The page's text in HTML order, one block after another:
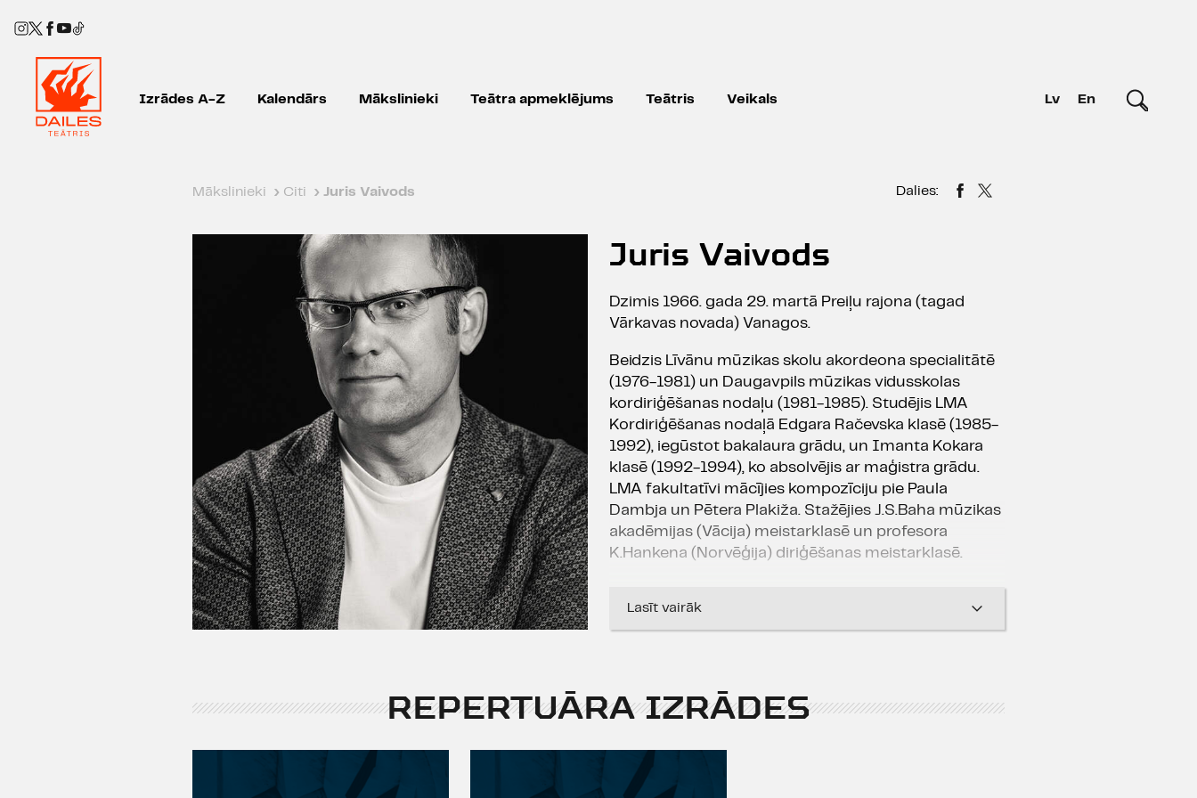
Izrādes A-Z Kalendārs Mākslinieki Teātra apmeklējums Teātris Veikals Lv En
Mākslinieki › Citi › Juris Vaivods Dalies:
Juris Vaivods
Dzimis 1966. gada 29. martā Preiļu rajona (tagad
Vārkavas novada) Vanagos.
Beidzis Līvānu mūzikas skolu akordeona specialitātē
(1976-1981) un Daugavpils mūzikas vidusskolas
kordiriģēšanas nodaļu (1981-1985). Studējis LMA
Kordiriģēšanas nodaļā Edgara Račevska klasē (1985-
1992), iegūstot bakalaura grādu, un Imanta Kokara
klasē (1992-1994), ko absolvējis ar maģistra grādu.
LMA fakultatīvi mācījies kompozīciju pie Paula
Dambja un Pētera Plakiža. Stažējies J.S.Baha mūzikas
akadēmijas (Vācija) meistarklasē un profesora
K.Hankena (Norvēģija) diriģēšanas meistarklasē.
kapelu, spēlējis pūtēju orķestrī „Daugava", dziedājis
koros „Daugava" un „Latgale". Studējot LMA, izveidojis
kapelu „Usma". Bijis kormeistars Rīgas Doma zēnu
korī (1992-1993), kamerkora „Versija" (1993-1997) un
vadītājs un galvenais diriģents. Kopš 1997. gada -
Dailes teātra muzikālās daļas vadītājs.
Lasīt vairāk
REPERTUĀRA IZRĀDES